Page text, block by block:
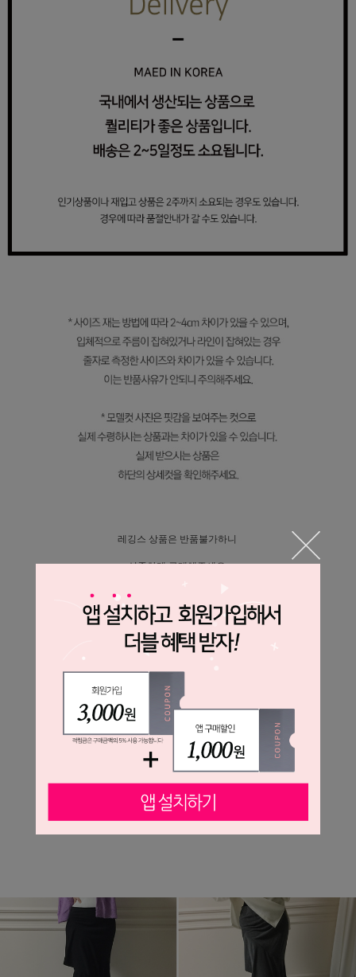
레깅스 상품은 반품불가하니
신중하게 구매해주세요
SIZE
XL 77~88 : 허리 66~80 / 스커트총길이 80 / 팬츠총길이 94 cm
FABRIC
신축성좋음 / 비침없음 / 두께감약간
드라이클리닝 권장